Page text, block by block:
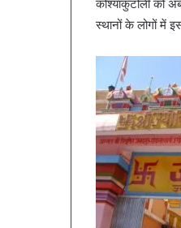
कोश्याकुटोली को
स्थानों के लोगों में